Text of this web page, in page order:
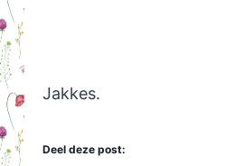
Jakkes.
Deel deze post: